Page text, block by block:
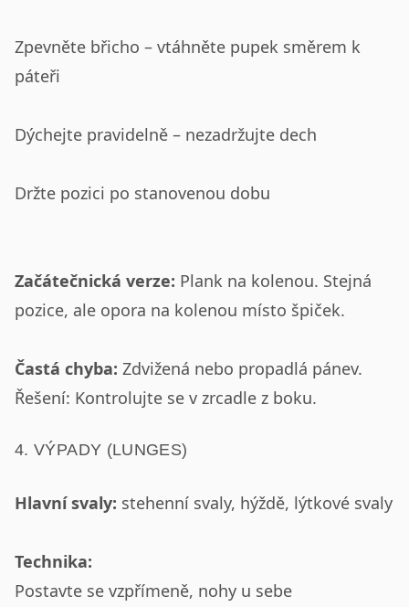
Zpevněte břicho – vtáhněte pupek směrem k
páteři
Dýchejte pravidelně – nezadržujte dech
Držte pozici po stanovenou dobu
Začátečnická verze: Plank na kolenou. Stejná
pozice, ale opora na kolenou místo špiček.
Častá chyba: Zdvižená nebo propadlá pánev.
Řešení: Kontrolujte se v zrcadle z boku.
4. VÝPADY (LUNGES)
Hlavní svaly: stehenní svaly, hýždě, lýtkové svaly
Technika:
Postavte se vzpřímeně, nohy u sebe